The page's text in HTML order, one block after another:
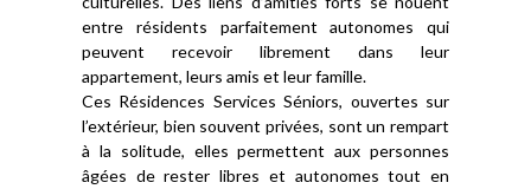
entre résidents parfaitement autonomes qui
peuvent recevoir librement dans leur
appartement, leurs amis et leur famille.
Ces Résidences Services Séniors, ouvertes sur
l’extérieur, bien souvent privées, sont un rempart
à la solitude, elles permettent aux personnes
âgées de rester libres et autonomes tout en